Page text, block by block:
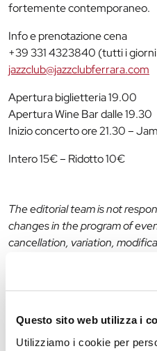
Questo sito web utilizza i
Utilizziamo i cookie per
fortemente contemporaneo.
Info e prenotazione cena
+39 331 4323840 (tutti i
jazzclub@jazzclubferrara.com
Apertura biglietteria 19.00
Apertura Wine Bar dalle 19.30
Inizio concerto ore 21.30 –
Intero 15€ – Ridotto 10€
The editorial team is not
changes in the program of
cancellation, variation,